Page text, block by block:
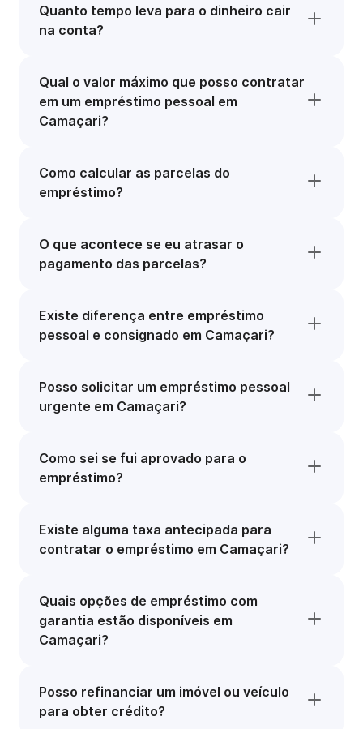
Quanto tempo leva para o dinheiro cair
na conta?
Qual o valor máximo que posso contratar
em um empréstimo pessoal em
Camaçari?
Como calcular as parcelas do
empréstimo?
O que acontece se eu atrasar o
pagamento das parcelas?
Existe diferença entre empréstimo
pessoal e consignado em Camaçari?
Posso solicitar um empréstimo pessoal
urgente em Camaçari?
Como sei se fui aprovado para o
empréstimo?
Existe alguma taxa antecipada para
contratar o empréstimo em Camaçari?
Quais opções de empréstimo com
garantia estão disponíveis em
Camaçari?
Posso refinanciar um imóvel ou veículo
para obter crédito?